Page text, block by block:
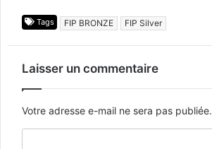
Tags FIP BRONZE FIP Silver
Laisser un commentaire
Votre adresse e-mail ne sera pas publiée.